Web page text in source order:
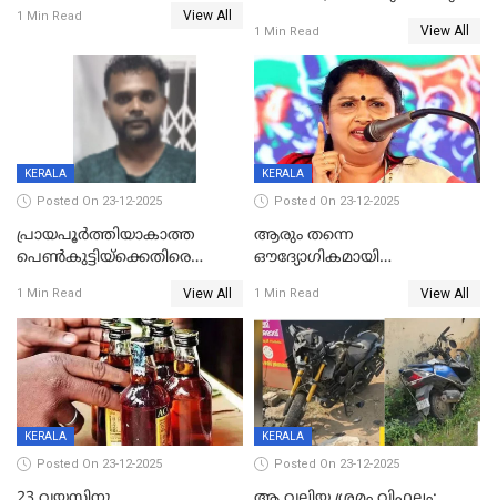
രൂക്ഷം
1 Min Read View All
ഗുരുതരാവസ്ഥയിൽ
1 Min Read View All
KERALA
Posted On 23-12-2025
പ്രായപൂർത്തിയാകാത്ത
പെൺകുട്ടിയ്ക്കെതിരെ
59 വർഷം തടവും 90,൦൦൦ രൂപ
പിഴയും ശിക്ഷ
1 Min Read View All
KERALA
Posted On 23-12-2025
ആരും തന്നെ
ഔദ്യോഗികമായി
കണ്ടെത്താൻ ഇന്ന് കോർ
കമ്മിറ്റി കൂടിയില്ല';
അതൃപ്തിയുമായി ദീപ്തി മേരി
വർഗീസ്
1 Min Read View All
KERALA
Posted On 23-12-2025
KERALA
Posted On 23-12-2025